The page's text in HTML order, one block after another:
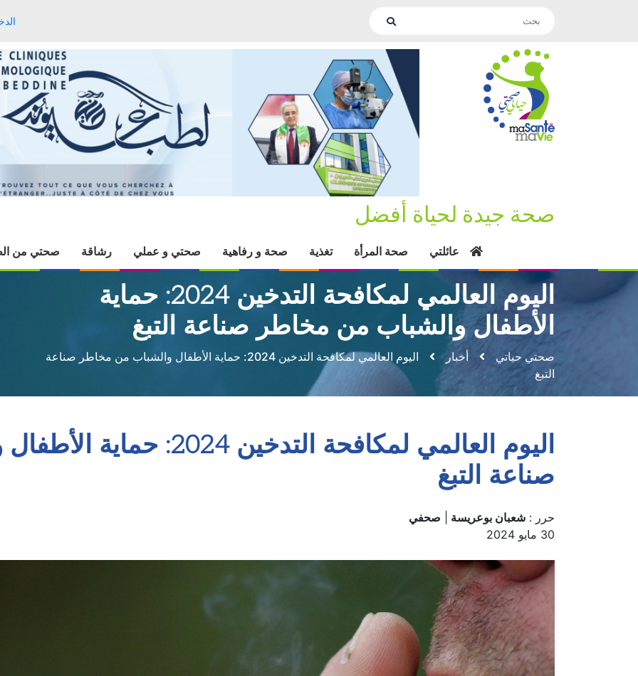
صحة جيدة لحياة أفضل
عائلتي صحة المرأة تغذية صحة و رفاهية صحتي و عملي رشاقة صحتي من
اليوم العالمي لمكافحة التدخين 2024: حماية
الأطفال والشباب من مخاطر صناعة التبغ
صحتي حياتي أخبار
اليوم العالمي لمكافحة التدخين 2024: حماية الأطفال والشباب من مخاطر صناعة
التبغ
اليوم العالمي لمكافحة
صناعة التبغ
حرر : شعبان بوعريسة
صحفي
30 مايو 2024